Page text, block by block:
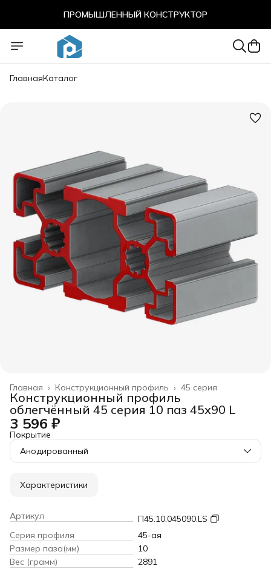
ПРОМЫШЛЕННЫЙ КОНСТРУКТОР
ПРОМЫШЛЕННЫЙ КОНСТРУКТОР
ГлавнаяКаталог
45 серия
Конструкционный профиль ›
Главная ›
Конструкционный профиль
облегчённый 45 серия 10 паз 45х90 L
3 596 ₽
Покрытие
Анодированный
Характеристики
Артикул
П45.10.045090.LS
Серия профиля
45-ая
Размер паза(мм)
10
Вес (грамм)
2891